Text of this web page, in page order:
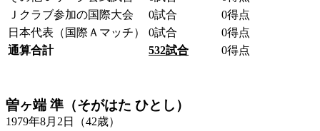
Ｊクラブ参加の国際大会
0試合
0得点
日本代表（国際Ａマッチ）
0試合
0得点
通算合計
532試合 0得点
曽ヶ端 準（そがはた ひとし）
1979年8月2日（42歳）